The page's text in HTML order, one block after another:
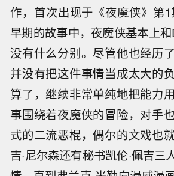
作，首次出现于《夜魔侠》第
早期的故事中，夜魔侠基本上
没有什么分别。尽管他也经历
并没有把这件事情当成太大的
算了，继续非常单纯地把能力
事围绕着夜魔侠的冒险，对手
式的二流恶棍，偶尔的文戏也
吉·尼尔森还有秘书凯伦·佩吉三